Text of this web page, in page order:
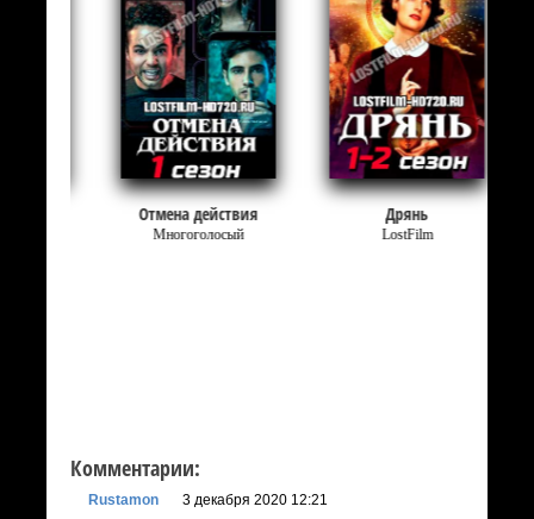
Отмена действия
Многоголосый LostFilm
Комментарии:
Rustamon 3 декабря 2020 12:21